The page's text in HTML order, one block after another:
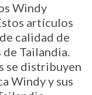
Windy
artículos
calidad de
Tailandia.
se distribuyen
Windy y sus